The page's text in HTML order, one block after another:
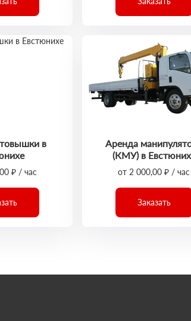
в
₽ / час
Аренда
(КМУ) в
от 2 000,00 ₽ / час
Заказать